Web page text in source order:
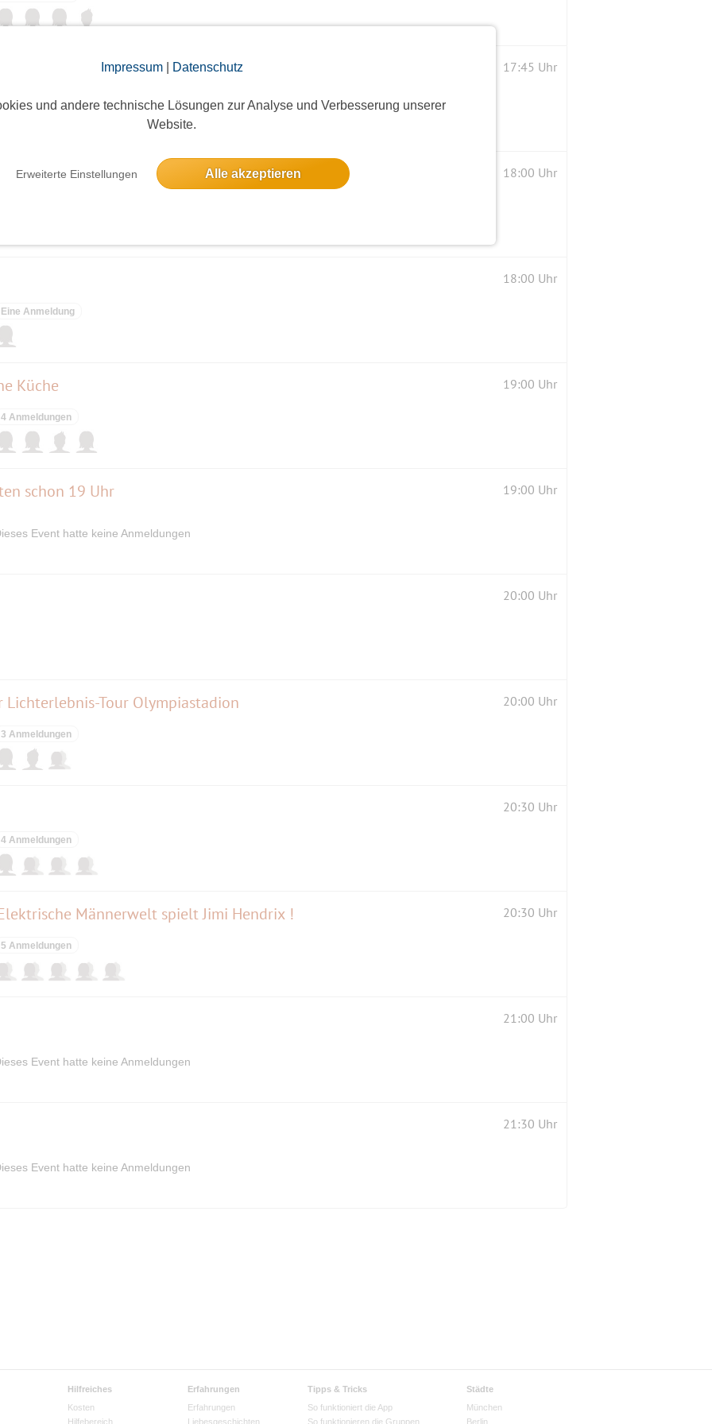
Impressum| Datenschutz
und andere technische Lösungen zur Analyse und Verbesserung unserer
Website.
Erweiterte Einstellungen Alle akzeptieren
85435 Erding, 08122 22 82 522
Forstern, 08124 / 1593
Marktplatz 25, 85570 Markt Schwaben
Telefon: 08106 6216
Kirchheim
Str. 2 in Kirchheim bei München, Telefon
20, 85646 Purfing
85652 Landsham
Straße 2. D-85652 Pliening
Stadler, Högerstraße 2, 85646 Anzing,
Berlin 17:45 Uhr
8 Anmeldungen
18:00 Uhr
18:00 Uhr
Eine Anmeldung
Küche 19:00 Uhr
4 Anmeldungen
schon 19 Uhr 19:00 Uhr
Event hatte keine Anmeldungen
20:00 Uhr
Tour Olympiastadion 20:00 Uhr
3 Anmeldungen
20:30 Uhr
4 Anmeldungen
Elektrische Männerwelt spielt Jimi Hendrix ! 20:30 Uhr
5 Anmeldungen
21:00 Uhr
Event hatte keine Anmeldungen
21:30 Uhr
Event hatte keine Anmeldungen
Hilfreiches
Kosten
Hilfebereich
Erfahrungen
Erfahrungen
Liebesgeschichten
Tipps & Tricks
So funktioniert die App
So funktionieren die Gruppen
Städte
München
Berlin